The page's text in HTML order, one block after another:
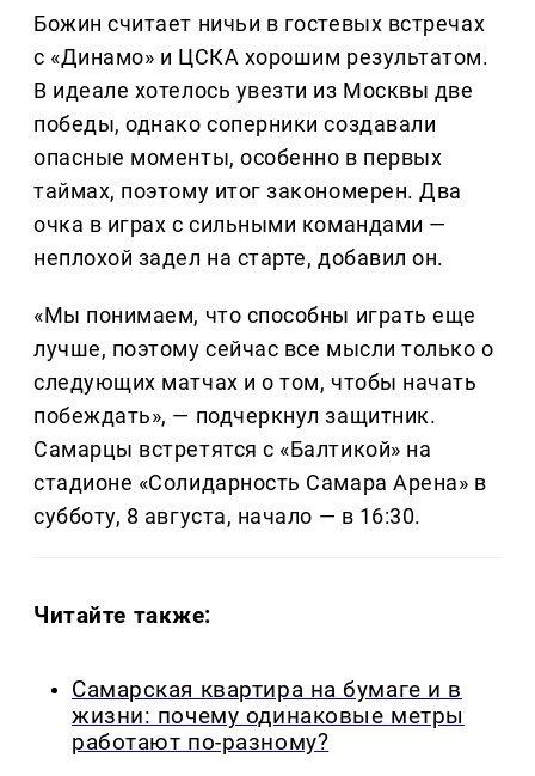
Божин считает ничьи в гостевых встречах
с «Динамо» и ЦСКА хорошим результатом.
В идеале хотелось увезти из Москвы две
победы, однако соперники создавали
опасные моменты, особенно в первых
таймах, поэтому итог закономерен. Два
очка в играх с сильными командами —
неплохой задел на старте, добавил он.
«Мы понимаем, что способны играть еще
лучше, поэтому сейчас все мысли только о
следующих матчах и о том, чтобы начать
побеждать», — подчеркнул защитник.
Самарцы встретятся с «Балтикой» на
стадионе «Солидарность Самара Арена» в
субботу, 8 августа, начало — в 16:30.
Читайте также:
Самарская квартира на бумаге и в
жизни: почему одинаковые метры
работают по-разному?